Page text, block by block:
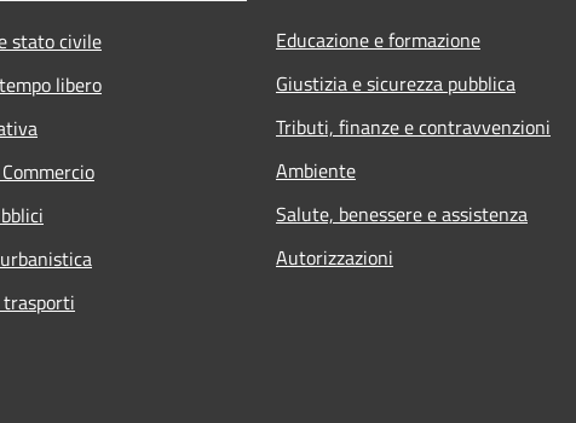
stato civile
libero
Educazione e formazione
Giustizia e sicurezza pubblica
Tributi, finanze e contravvenzioni
Ambiente
Salute, benessere e assistenza
Autorizzazioni